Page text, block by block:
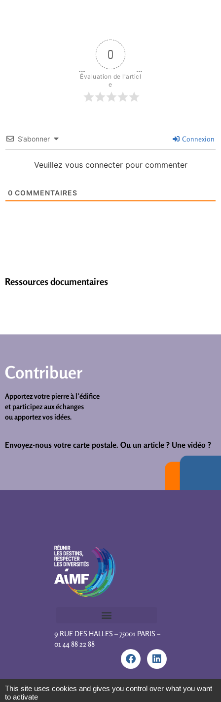
0
Évaluation de l'articl
e
S’abonner Connexion
Veuillez vous connecter pour commenter
0 COMMENTAIRES
Ressources documentaires
Contribuer
Apportez votre pierre à l’édifice
et participez aux échanges
ou apportez vos idées.
Envoyez-nous votre carte postale. Ou un article ? Une vidéo ?
9 RUE DES HALLES – 75001 PARIS –
01 44 88 22 88
This site uses cookies and gives you control over what you want
to activate